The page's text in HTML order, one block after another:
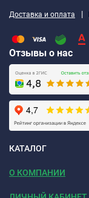
Доставка и оплата |
Отзывы о нас
КАТАЛОГ
О КОМПАНИИ